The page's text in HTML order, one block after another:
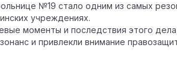
№19 стало одним из самых
учреждениях.
моменты и последствия этого
и привлекли внимание